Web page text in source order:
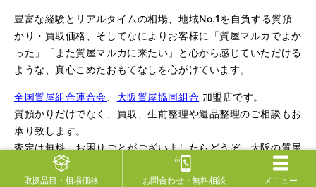
豊富な経験とリアルタイムの相場、地域No.1を自負する質預
かり・買取価格、そしてなによりお客様に「質屋マルカでよか
った」「また質屋マルカに来たい」と心から感じていただける
ような、真心こめたおもてなしを心がけています。
全国質屋組合連合会 大阪質屋協同組合 加盟店です。
質預かりだけでなく、買取、生前整理や遺品整理のご相談もお
承り致します。
査定は無料、お困りごとがございましたらどうぞ、大阪の質屋
マルカにご相談くださいませ。
取扱品目 ・相場価格 お問合わせ・無料相談 メニュー